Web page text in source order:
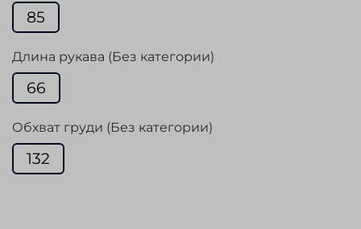
85
Длина рукава (Без категории)
66
Обхват груди (Без категории)
132